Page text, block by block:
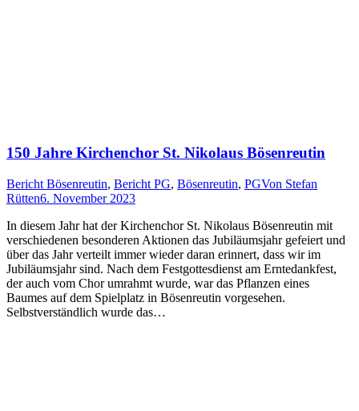
150 Jahre Kirchenchor St. Nikolaus Bösenreutin
Bericht Bösenreutin, Bericht PG, Bösenreutin, PGVon Stefan
Rütten6. November 2023
In diesem Jahr hat der Kirchenchor St. Nikolaus Bösenreutin mit
verschiedenen besonderen Aktionen das Jubiläumsjahr gefeiert und
über das Jahr verteilt immer wieder daran erinnert, dass wir im
Jubiläumsjahr sind. Nach dem Festgottesdienst am Erntedankfest,
der auch vom Chor umrahmt wurde, war das Pflanzen eines
Baumes auf dem Spielplatz in Bösenreutin vorgesehen.
Selbstverständlich wurde das…